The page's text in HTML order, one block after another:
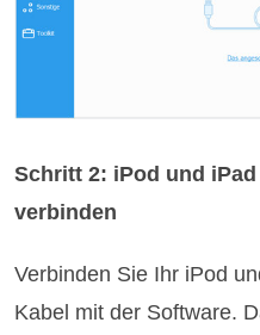
Schritt 2: iPod und
verbinden
Verbinden Sie Ihr iPod
Kabel mit der Software.